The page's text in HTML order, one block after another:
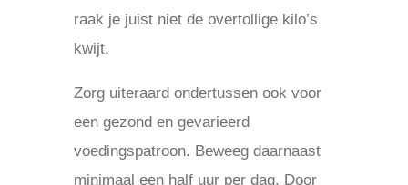
raak je juist niet de overtollige kilo’s
kwijt.
Zorg uiteraard ondertussen ook voor
een gezond en gevarieerd
voedingspatroon. Beweeg daarnaast
minimaal een half uur per dag. Door